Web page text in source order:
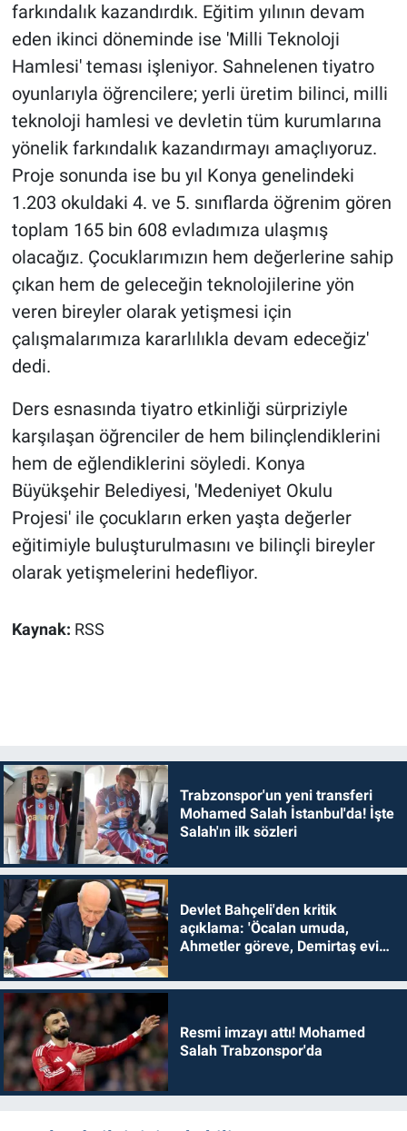
farkındalık kazandırdık. Eğitim yılının devam
eden ikinci döneminde ise 'Milli Teknoloji
Hamlesi' teması işleniyor. Sahnelenen tiyatro
oyunlarıyla öğrencilere; yerli üretim bilinci, milli
teknoloji hamlesi ve devletin tüm kurumlarına
yönelik farkındalık kazandırmayı amaçlıyoruz.
Proje sonunda ise bu yıl Konya genelindeki
1.203 okuldaki 4. ve 5. sınıflarda öğrenim gören
toplam 165 bin 608 evladımıza ulaşmış
olacağız. Çocuklarımızın hem değerlerine sahip
çıkan hem de geleceğin teknolojilerine yön
veren bireyler olarak yetişmesi için
çalışmalarımıza kararlılıkla devam edeceğiz'
dedi.
Ders esnasında tiyatro etkinliği sürpriziyle
karşılaşan öğrenciler de hem bilinçlendiklerini
hem de eğlendiklerini söyledi. Konya
Büyükşehir Belediyesi, 'Medeniyet Okulu
Projesi' ile çocukların erken yaşta değerler
eğitimiyle buluşturulmasını ve bilinçli bireyler
olarak yetişmelerini hedefliyor.
Kaynak: RSS
Trabzonspor'un yeni transferi
Mohamed Salah İstanbul'da! İşte
Salah'ın ilk sözleri
Devlet Bahçeli'den kritik
açıklama: 'Öcalan umuda,
Ahmetler göreve, Demirtaş evine
Resmi imzayı attı! Mohamed
Salah Trabzonspor'da